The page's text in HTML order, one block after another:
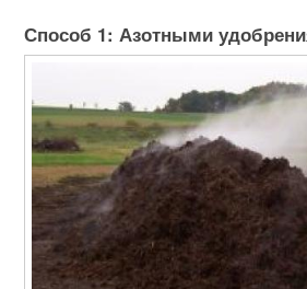
Способ 1: Азотными